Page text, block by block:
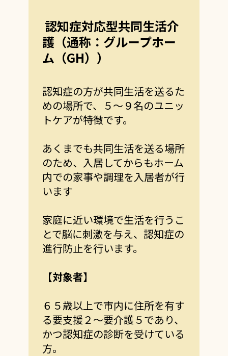
認知症対応型共同生活介
護（通称：グループホー
ム（GH））
認知症の方が共同生活を送るた
めの場所で、５～９名のユニッ
トケアが特徴です。
あくまでも共同生活を送る場所
のため、入居してからもホーム
内での家事や調理を入居者が行
います
家庭に近い環境で生活を行うこ
とで脳に刺激を与え、認知症の
進行防止を行います。
【対象者】
６５歳以上で市内に住所を有す
る要支援２～要介護５であり、
かつ認知症の診断を受けている
方。